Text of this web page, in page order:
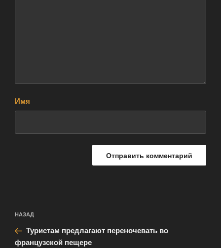
Имя
по
записям
Предыдущая
запись:
НАЗАД
Туристам предлагают переночевать во
французской пещере